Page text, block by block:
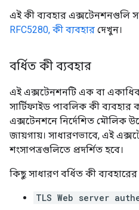
এই কী ব্যবহার এক্সটেনশনগুলি
RFC5280, কী ব্যবহার দেখুন।
বর্ধিত কী ব্যবহার
এই এক্সটেনশনটি এক বা একাধিক
সার্টিফাইড পাবলিক কী ব্যবহার
এক্সটেনশনে নির্দেশিত মৌলিক
জায়গায়। সাধারণভাবে, এই
শংসাপত্রগুলিতে প্রদর্শিত হবে।
কিছু সাধারণ বর্ধিত কী
TLS Web server